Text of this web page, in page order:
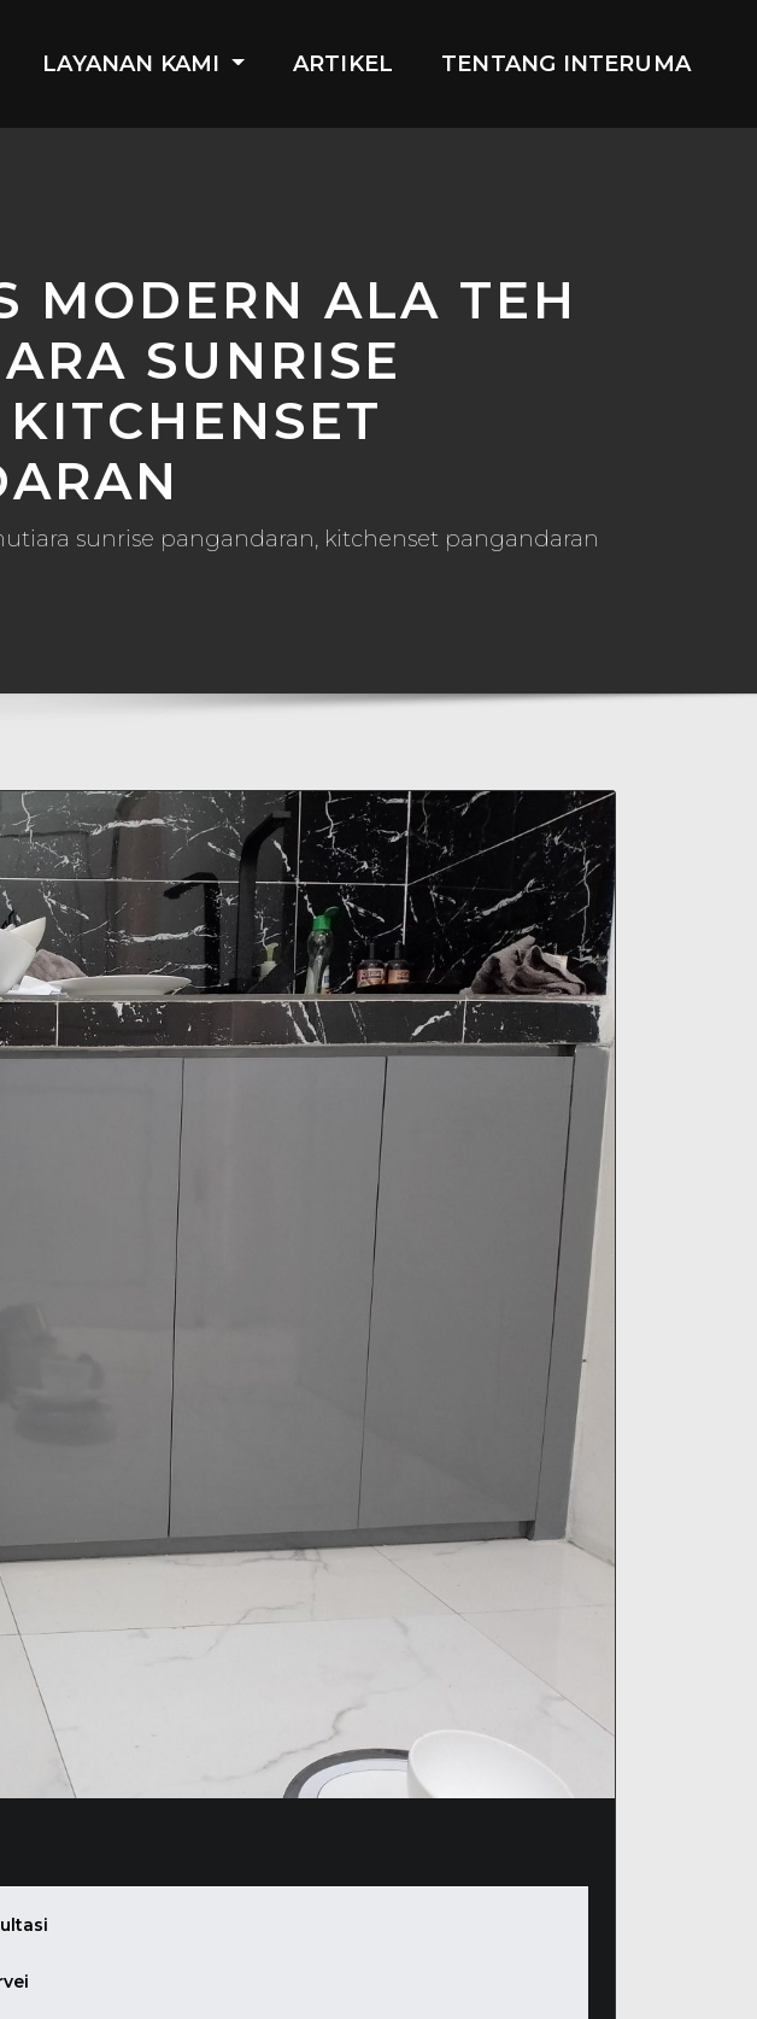
LAYANAN KAMI ARTIKEL TENTANG INTERUMA
MODERN ALA TEH
SUNRISE
sunrise pangandaran, kitchenset pangandaran